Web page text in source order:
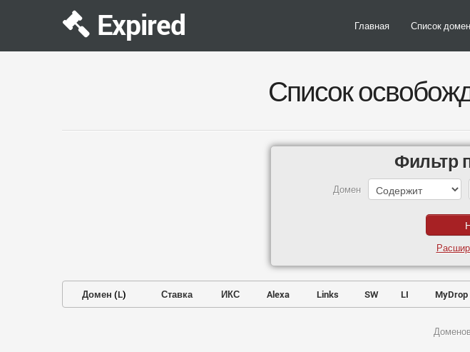
Expired Главная Список
Список
Фильтр
Домен
Домен (L) Ставка ИКС Alexa Links SW LI MyDrop